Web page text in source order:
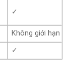
✓
Không giới hạn
✓